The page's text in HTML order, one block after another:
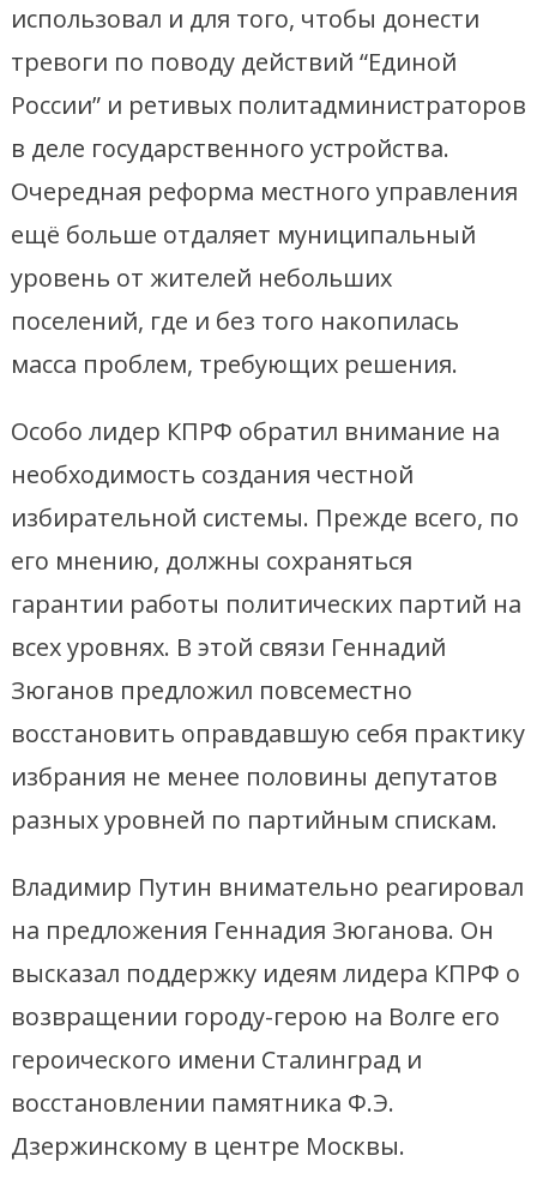
использовал и для того, чтобы донести
тревоги по поводу действий “Единой
России” и ретивых политадминистраторов
в деле государственного устройства.
Очередная реформа местного управления
ещё больше отдаляет муниципальный
уровень от жителей небольших
поселений, где и без того накопилась
масса проблем, требующих решения.
Особо лидер КПРФ обратил внимание на
необходимость создания честной
избирательной системы. Прежде всего, по
его мнению, должны сохраняться
гарантии работы политических партий на
всех уровнях. В этой связи Геннадий
Зюганов предложил повсеместно
восстановить оправдавшую себя практику
избрания не менее половины депутатов
разных уровней по партийным спискам.
Владимир Путин внимательно реагировал
на предложения Геннадия Зюганова. Он
высказал поддержку идеям лидера КПРФ о
возвращении городу-герою на Волге его
героического имени Сталинград и
восстановлении памятника Ф.Э.
Дзержинскому в центре Москвы.